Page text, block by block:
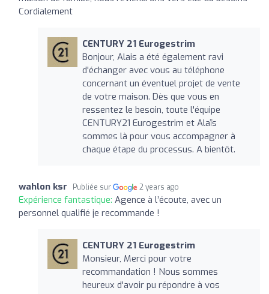
Cordialement
CENTURY 21 Eurogestrim
Bonjour, Alais a été également ravi
d'échanger avec vous au téléphone
concernant un éventuel projet de vente
de votre maison. Dès que vous en
ressentez le besoin, toute l'équipe
CENTURY21 Eurogestrim et Alaïs
sommes là pour vous accompagner à
chaque étape du processus. A bientôt.
wahlon ksr Publiée sur 2 years ago
Expérience fantastique: Agence à l’écoute, avec un
personnel qualifié je recommande !
CENTURY 21 Eurogestrim
Monsieur, Merci pour votre
recommandation ! Nous sommes
heureux d'avoir pu répondre à vos